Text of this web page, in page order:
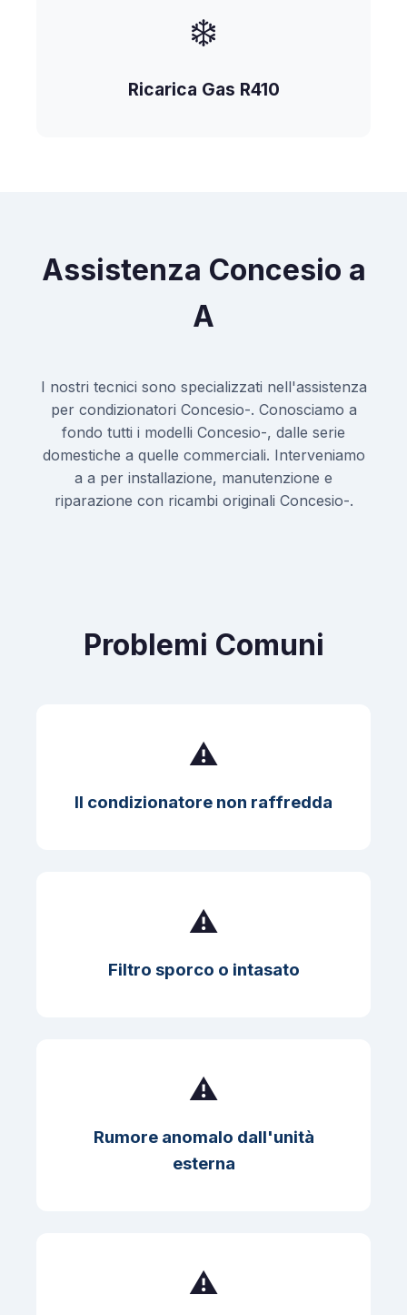
❄️
Ricarica Gas R410
Assistenza Concesio a
A
I nostri tecnici sono specializzati nell'assistenza
per condizionatori Concesio-. Conosciamo a
fondo tutti i modelli Concesio-, dalle serie
domestiche a quelle commerciali. Interveniamo
a a per installazione, manutenzione e
riparazione con ricambi originali Concesio-.
Problemi Comuni
⚠️
Il condizionatore non raffredda
⚠️
Filtro sporco o intasato
⚠️
Rumore anomalo dall'unità
esterna
⚠️